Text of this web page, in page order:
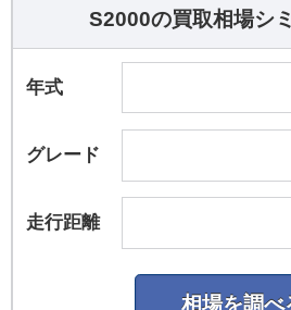
S2000の買取相場シ
年式
グレード
走行距離